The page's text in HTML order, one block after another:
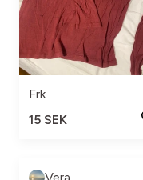
Frk
15 SEK
Vera